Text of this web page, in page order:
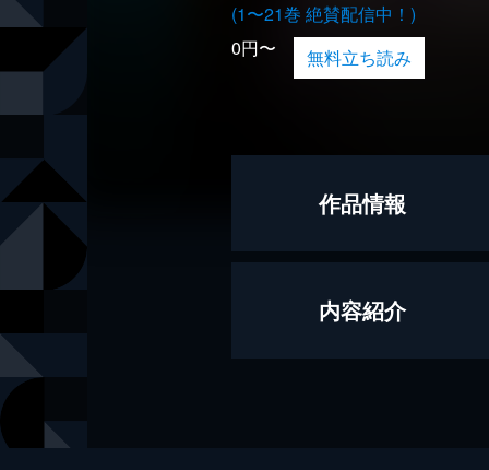
(1〜21巻 絶賛配信中！)
0円〜
無料立ち読み
作品情報
著者
内容紹介